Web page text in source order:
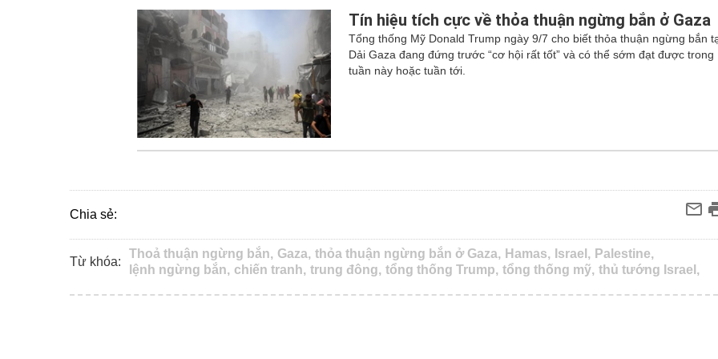
Tín hiệu tích cực về thỏa thuận ngừng bắn ở Gaza
Tổng thống Mỹ Donald Trump ngày 9/7 cho biết thỏa thuận ngừng bắn
Dải Gaza đang đứng trước “cơ hội rất tốt” và có thể sớm đạt được trong
tuần này hoặc tuần tới.
Chia sẻ:
Từ khóa:
Thoả thuận ngừng bắn, Gaza, thỏa thuận ngừng bắn ở Gaza, Hamas, Israel, Palestine,
lệnh ngừng bắn, chiến tranh, trung đông, tổng thống Trump, tổng thống mỹ, thủ tướng Israel,